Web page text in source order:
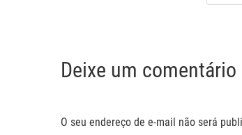
Deixe um comentário
O seu endereço de e-mail não será